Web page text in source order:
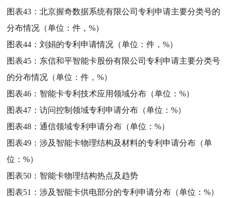
图表43：北京握奇数据系统有限公司专利申请主要分类号的
分布情况（单位：件，%）
图表44：刘娟的专利申请情况（单位：件，%）
图表45： 东信和平智能卡股份有限公司专利申请主要分类号
的分布情况（单位：件，%）
图表46： 智能卡专利技术应用领域分布（单位：%）
图表47：访问控制领域专利申请分布（单位：%）
图表48：通信领域专利申请分布（单位：%）
图表49：涉及智能卡物理结构及材料的专利申请分布（单
位：%）
图表50： 智能卡物理结构热点及趋势
图表51：涉及智能卡供电部分的专利申请分布（单位：%）